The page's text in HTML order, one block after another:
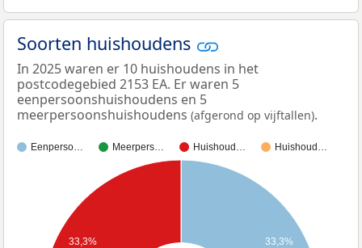
Soorten huishoudens
In 2025 waren er 10 huishoudens in het
postcodegebied 2153 EA. Er waren 5
eenpersoonshuishoudens en 5
meerpersoonshuishoudens (afgerond op vijftallen).
Eenperso… Meerpers… Huishoud… Huishoud…
33,3%
33,3%